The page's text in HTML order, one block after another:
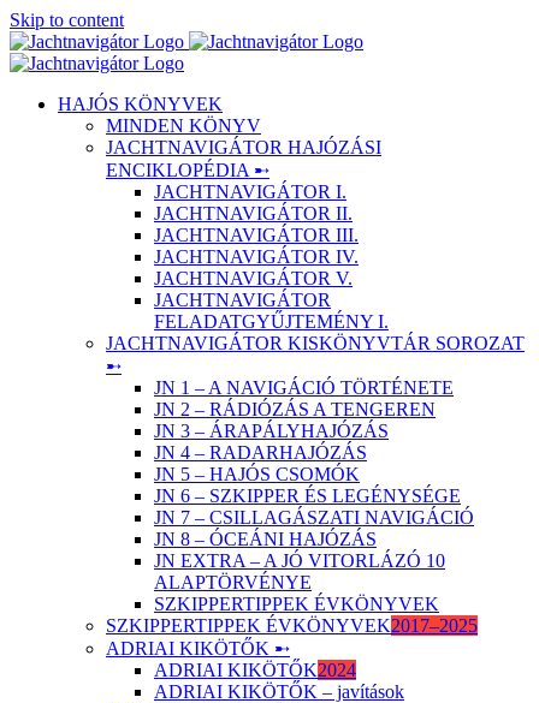
Skip to content
HAJÓS KÖNYVEK
MINDEN KÖNYV
JACHTNAVIGÁTOR HAJÓZÁSI
ENCIKLOPÉDIA ➸
JACHTNAVIGÁTOR I.
JACHTNAVIGÁTOR II.
JACHTNAVIGÁTOR III.
JACHTNAVIGÁTOR IV.
JACHTNAVIGÁTOR V.
JACHTNAVIGÁTOR
FELADATGYŰJTEMÉNY I.
JACHTNAVIGÁTOR KISKÖNYVTÁR SOROZAT
➸
JN 1 – A NAVIGÁCIÓ TÖRTÉNETE
JN 2 – RÁDIÓZÁS A TENGEREN
JN 3 – ÁRAPÁLYHAJÓZÁS
JN 4 – RADARHAJÓZÁS
JN 5 – HAJÓS CSOMÓK
JN 6 – SZKIPPER ÉS LEGÉNYSÉGE
JN 7 – CSILLAGÁSZATI NAVIGÁCIÓ
JN 8 – ÓCEÁNI HAJÓZÁS
JN EXTRA – A JÓ VITORLÁZÓ 10
ALAPTÖRVÉNYE
SZKIPPERTIPPEK ÉVKÖNYVEK
SZKIPPERTIPPEK ÉVKÖNYVEK2017–2025
ADRIAI KIKÖTŐK ➸
ADRIAI KIKÖTŐK2024
ADRIAI KIKÖTŐK – javítások